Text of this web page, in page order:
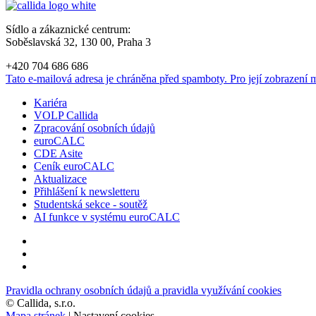
Sídlo a zákaznické centrum:
Soběslavská 32, 130 00, Praha 3
+420 704 686 686
Tato e-mailová adresa je chráněna před spamboty. Pro její zobrazení
Kariéra
VOLP Callida
Zpracování osobních údajů
euroCALC
CDE Asite
Ceník euroCALC
Aktualizace
Přihlášení k newsletteru
Studentská sekce - soutěž
AI funkce v systému euroCALC
Pravidla ochrany osobních údajů a pravidla využívání cookies
© Callida, s.r.o.